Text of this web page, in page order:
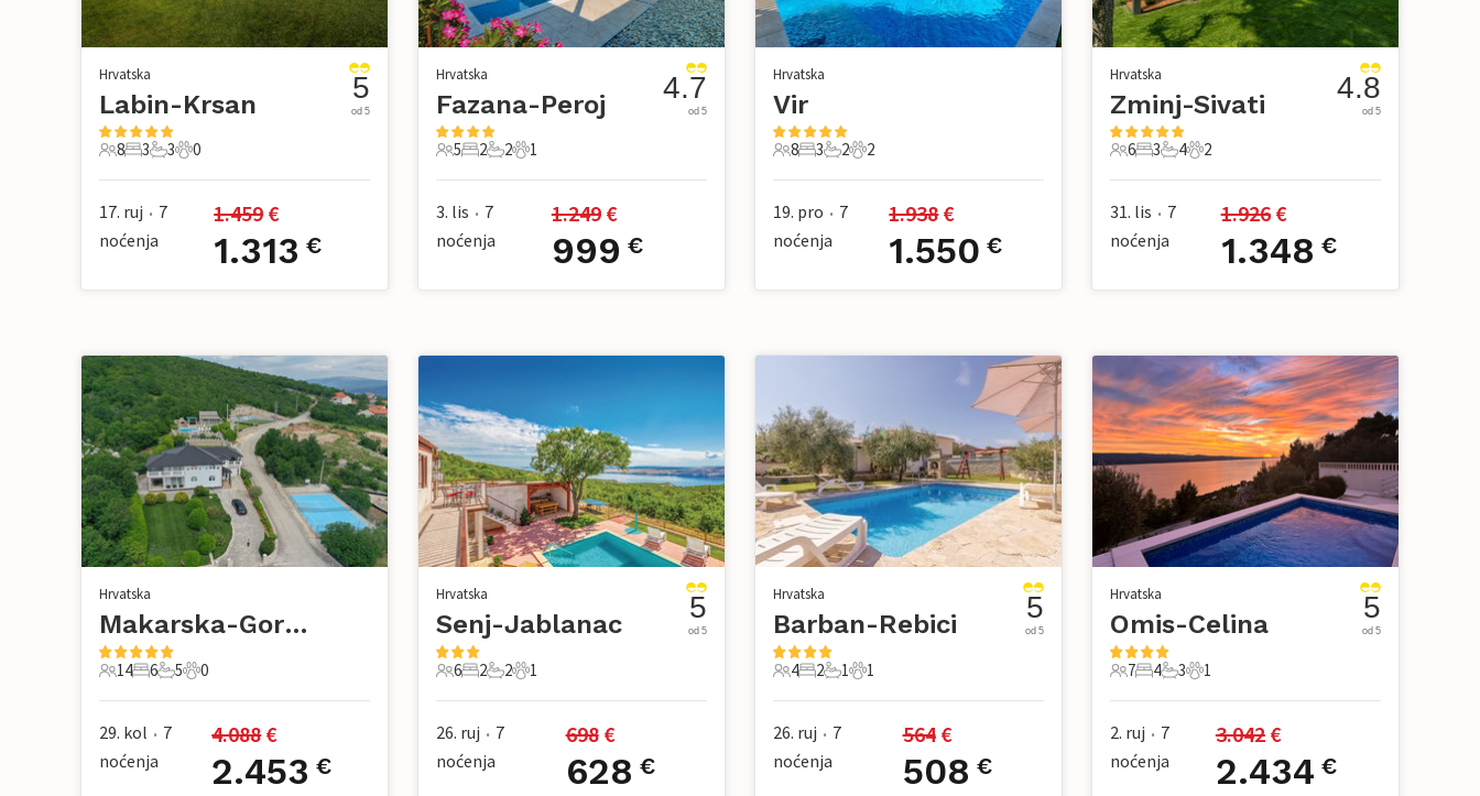
Hrvatska
Labin-Krsan
8 Gosti
8
3 Spavaće sobe
3
3 Kupaonice
3
0 Kućni ljubimac
0
5
od 5
17. ruj • 7
noćenja
1.459 €
1.313 €
Hrvatska
Fazana-Peroj
5 Gosti
5
2 Spavaće sobe
2
2 Kupaonice
2
1 Kućni ljubimac
1
4.7
od 5
3. lis • 7
noćenja
1.249 €
999 €
Hrvatska
Vir
8 Gosti
8
3 Spavaće sobe
3
2 Kupaonice
2
2 Kućni ljubimac
2
19. pro • 7
noćenja
1.938 €
1.550 €
Hrvatska
Zminj-Sivati
6 Gosti
6
3 Spavaće sobe
3
4 Kupaonice
4
2 Kućni ljubimac
2
4.8
od 5
31. lis • 7
noćenja
1.926 €
1.348 €
Hrvatska
Makarska-Gornje Podbablje
14 Gosti
14
6 Spavaće sobe
6
5 Kupaonice
5
0 Kućni ljubimac
0
29. kol • 7
noćenja
4.088 €
2.453 €
Hrvatska
Senj-Jablanac
6 Gosti
6
2 Spavaće sobe
2
2 Kupaonice
2
1 Kućni ljubimac
1
5
od 5
26. ruj • 7
noćenja
698 €
628 €
Hrvatska
Barban-Rebici
4 Gosti
4
2 Spavaće sobe
2
1 Kupaonica
1
1 Kućni ljubimac
1
5
od 5
26. ruj • 7
noćenja
564 €
508 €
Hrvatska
Omis-Celina
7 Gosti
7
4 Spavaće sobe
4
3 Kupaonice
3
1 Kućni ljubimac
1
5
od 5
2. ruj • 7
noćenja
3.042 €
2.434 €